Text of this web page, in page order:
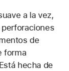
a la vez,
de
forma
hecha de